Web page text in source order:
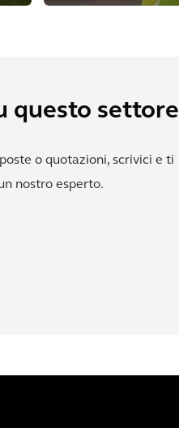
questo settore
o quotazioni, scrivici e ti
nostro esperto.